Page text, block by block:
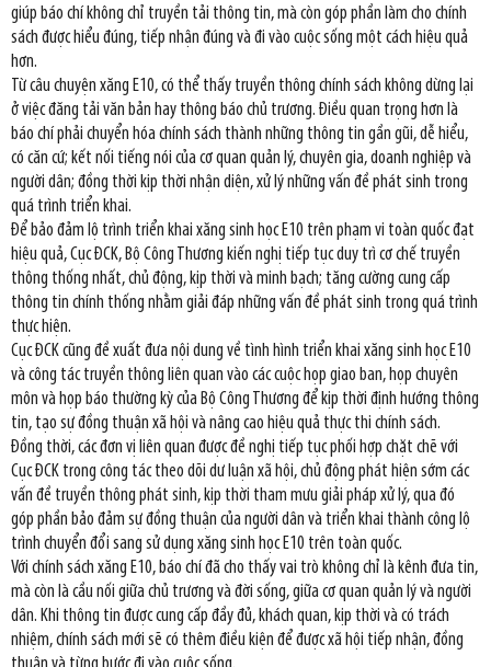
giúp báo chí không chỉ truyền tải thông tin, mà còn góp phần làm cho chính
sách được hiểu đúng, tiếp nhận đúng và đi vào cuộc sống một cách hiệu quả
hơn.
Từ câu chuyện xăng E10, có thể thấy truyền thông chính sách không dừng lại
ở việc đăng tải văn bản hay thông báo chủ trương. Điều quan trọng hơn là
báo chí phải chuyển hóa chính sách thành những thông tin gần gũi, dễ hiểu,
có căn cứ; kết nối tiếng nói của cơ quan quản lý, chuyên gia, doanh nghiệp và
người dân; đồng thời kịp thời nhận diện, xử lý những vấn đề phát sinh trong
quá trình triển khai.
Để bảo đảm lộ trình triển khai xăng sinh học E10 trên phạm vi toàn quốc đạt
hiệu quả, Cục ĐCK, Bộ Công Thương kiến nghị tiếp tục duy trì cơ chế truyền
thông thống nhất, chủ động, kịp thời và minh bạch; tăng cường cung cấp
thông tin chính thống nhằm giải đáp những vấn đề phát sinh trong quá trình
thực hiện.
Cục ĐCK cũng đề xuất đưa nội dung về tình hình triển khai xăng sinh học E10
và công tác truyền thông liên quan vào các cuộc họp giao ban, họp chuyên
môn và họp báo thường kỳ của Bộ Công Thương để kịp thời định hướng thông
tin, tạo sự đồng thuận xã hội và nâng cao hiệu quả thực thi chính sách.
Đồng thời, các đơn vị liên quan được đề nghị tiếp tục phối hợp chặt chẽ với
Cục ĐCK trong công tác theo dõi dư luận xã hội, chủ động phát hiện sớm các
vấn đề truyền thông phát sinh, kịp thời tham mưu giải pháp xử lý, qua đó
góp phần bảo đảm sự đồng thuận của người dân và triển khai thành công lộ
trình chuyển đổi sang sử dụng xăng sinh học E10 trên toàn quốc.
Với chính sách xăng E10, báo chí đã cho thấy vai trò không chỉ là kênh đưa tin,
mà còn là cầu nối giữa chủ trương và đời sống, giữa cơ quan quản lý và người
dân. Khi thông tin được cung cấp đầy đủ, khách quan, kịp thời và có trách
nhiệm, chính sách mới sẽ có thêm điều kiện để được xã hội tiếp nhận, đồng